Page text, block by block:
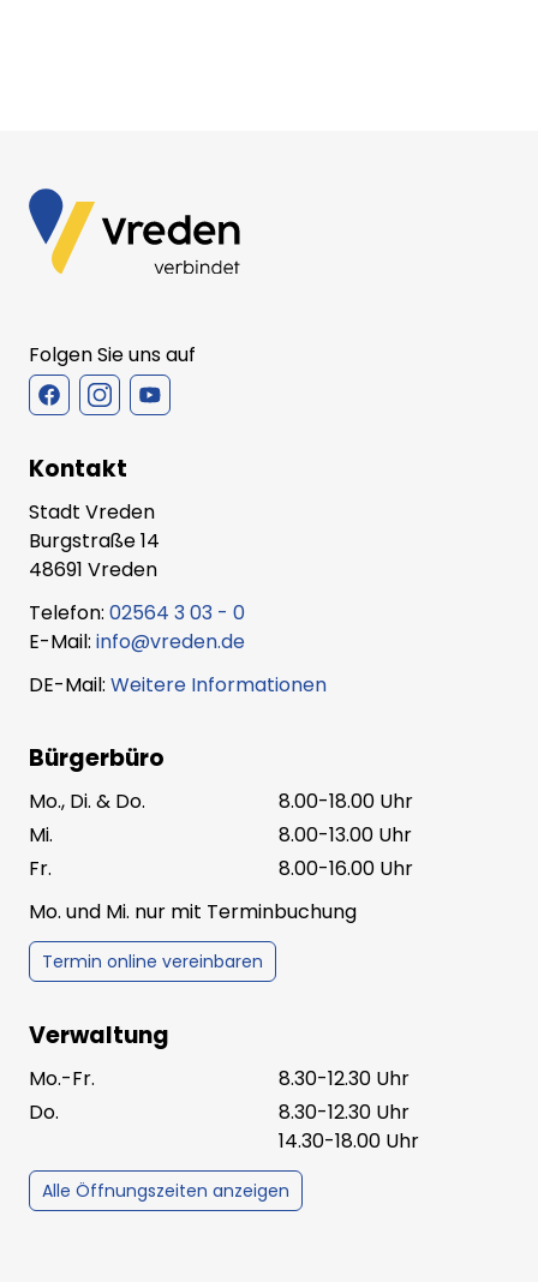
Folgen Sie uns auf
Kontakt
Stadt Vreden
Burgstraße 14
48691 Vreden
Telefon: 02564 3 03 - 0
E-Mail: info@vreden.de
DE-Mail: Weitere Informationen
Bürgerbüro
Mo., Di. & Do.
8.00-18.00 Uhr
Mi.
8.00-13.00 Uhr
Fr.
8.00-16.00 Uhr
Mo. und Mi. nur mit Terminbuchung
Termin online vereinbaren
Verwaltung
Mo.-Fr.
8.30-12.30 Uhr
Do.
8.30-12.30 Uhr
14.30-18.00 Uhr
Alle Öffnungszeiten anzeigen